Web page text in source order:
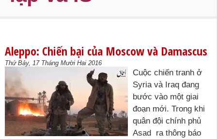
Aleppo: Chiến bại của Moscow và Damascus
Thứ Bảy, 17 Tháng Mười Hai 2016
Cuộc chiến tranh ở
Syria và Iraq đang
bước vào một giai
đoạn mới. Trong khi
quân đội chính phủ
Asad ra thông báo